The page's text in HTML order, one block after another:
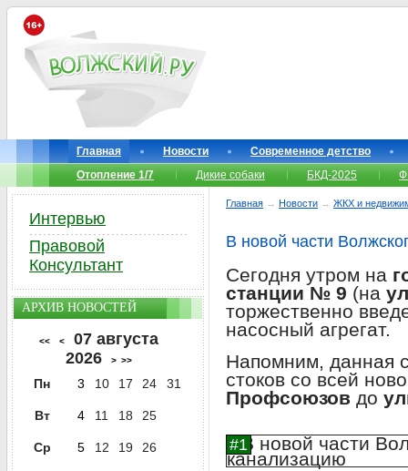
Главная Новости
Современное детство
Отопление 1/7
Дикие собаки БКД-2025
Главная → Новости → ЖКХ и
В новой части
Сегодня утром на
станции № 9 (на
торжественно
насосный агрегат.
Напомним, данная
стоков со всей
Профсоюзов до
Интервью
Правовой
Консультант
АРХИВ НОВОСТЕЙ
<< <
07 августа
2026
> >>
Пн 3 10 17 24 31
Вт 4 11 18 25
Ср 5 12 19 26